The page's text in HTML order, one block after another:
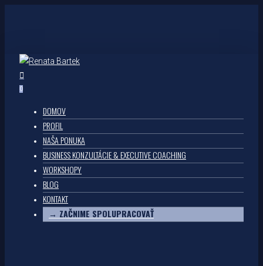
content
0
DOMOV
PROFIL
NAŠA PONUKA
BUSINESS KONZULTÁCIE & EXECUTIVE COACHING
WORKSHOPY
BLOG
KONTAKT
→ ZAČNIME SPOLUPRACOVAŤ